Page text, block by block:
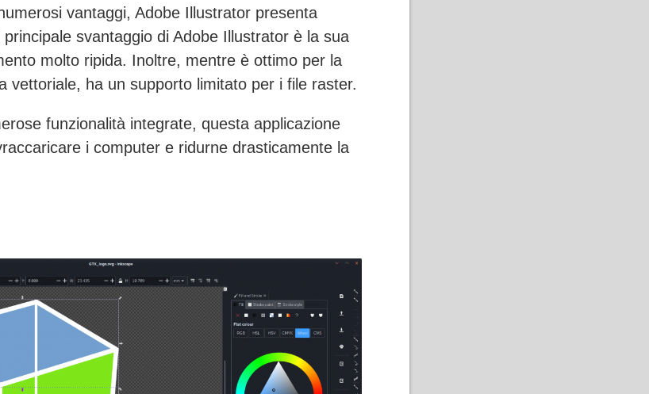
vantaggi, Adobe Illustrator presenta
svantaggio di Adobe Illustrator è la sua
molto ripida. Inoltre, mentre è ottimo per la
vettoriale, ha un supporto limitato per i file raster.
funzionalità integrate, questa applicazione
i computer e ridurne drasticamente la